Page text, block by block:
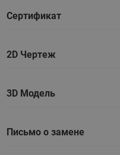
Сертификат
2D Чертеж
3D Модель
Письмо о замене